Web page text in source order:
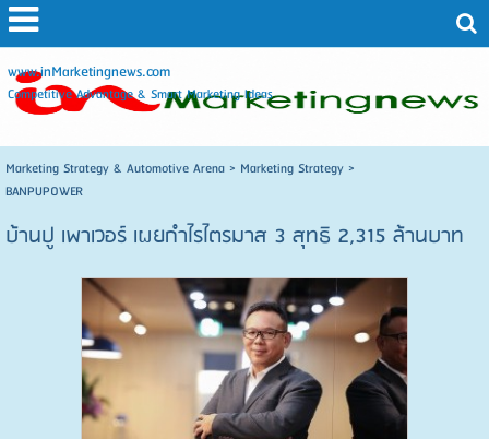
www.inMarketingnews.com
Competitive Advantage & Smart Marketing Ideas
Marketing Strategy & Automotive Arena> Marketing Strategy>
BANPUPOWER
บ้านปู เพาเวอร์ เผยกำไรไตรมาส 3 สุทธิ 2,315 ล้านบาท